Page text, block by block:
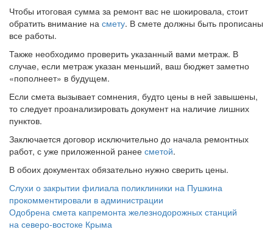
Чтобы итоговая сумма за ремонт вас не шокировала, стоит
обратить внимание на смету. В смете должны быть прописаны
все работы.
Также необходимо проверить указанный вами метраж. В
случае, если метраж указан меньший, ваш бюджет заметно
«пополнеет» в будущем.
Если смета вызывает сомнения, будто цены в ней завышены,
то следует проанализировать документ на наличие лишних
пунктов.
Заключается договор исключительно до начала ремонтных
работ, с уже приложенной ранее сметой.
В обоих документах обязательно нужно сверить цены.
Навигация
по
записям
Слухи о закрытии филиала поликлиники на Пушкина
прокомментировали в администрации
Одобрена смета капремонта железнодорожных станций
на северо-востоке Крыма